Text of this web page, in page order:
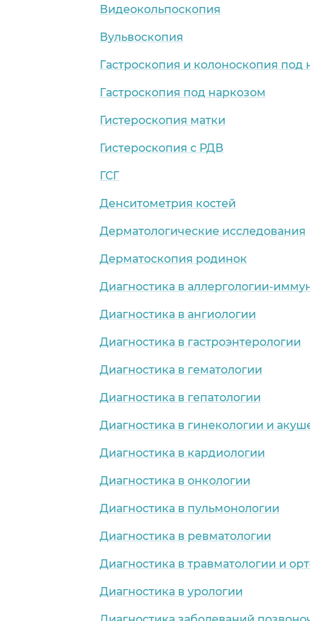
Видеокольпоскопия
Вульвоскопия
Гастроскопия и колоноскопия под
Гастроскопия под наркозом
Гистероскопия матки
Гистероскопия с РДВ
ГСГ
Денситометрия костей
Дерматологические исследования
Дерматоскопия родинок
Диагностика в аллергологии-
Диагностика в ангиологии
Диагностика в гастроэнтерологии
Диагностика в гематологии
Диагностика в гепатологии
Диагностика в гинекологии и
Диагностика в кардиологии
Диагностика в онкологии
Диагностика в пульмонологии
Диагностика в ревматологии
Диагностика в травматологии и
Диагностика в урологии